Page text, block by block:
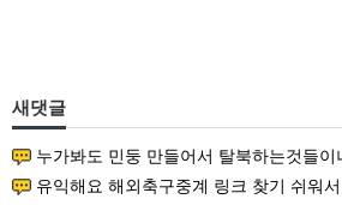
새댓글
누가봐도 민둥 만들어서 탈북하는것들이나 뭔가 쳐들어오는 낌새를 미리 알아차리기
유익해요 해외축구중계 링크 찾기 쉬워서 자주 와요. 참고로 무료스포츠중계 정